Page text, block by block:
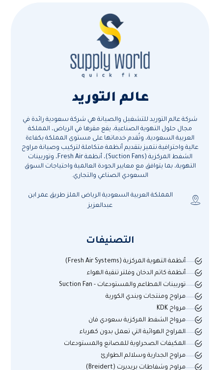
عالم التوريد
شركة عالم التوريد للتشغيل والصيانة هي شركة سعودية رائدة في
مجال حلول التهوية الصناعية، يقع مقرها في الرياض، المملكة
العربية السعودية، وتُقدم خدماتها على مستوى المملكة بكفاءة
عالية واحترافية.نتميز بتقديم أنظمة متكاملة لتركيب وصيانة مراوح
الشفط المركزية (Suction Fans)، أنظمة Fresh Air، وتوربينات
التهوية، بما يتوافق مع معايير الجودة العالمية واحتياجات السوق
السعودي الصناعي والتجاري.
المملكة العربية السعودية الرياض الملز طريق عمر ابن
عبدالعزيز
التصنيفات
أنظمة التهوية المركزية (Fresh Air Systems)
أنظمة كاتم الدخان وفلتر تنقية الهواء
توربينات المطاعم والمستودعات - Suction Fan
مراوح ومنتجات ويندي الكورية
مرواح KDK
مرواح الشفط المركزية سعودي فان
المراوح الهوائية التي تعمل بدون كهرباء
المكيفات الصحراوية للمصانع والمستودعات
مراوح الجدارية وسلالم الطوارئ
مراوح وشفاطات بريديرت (Breidert)